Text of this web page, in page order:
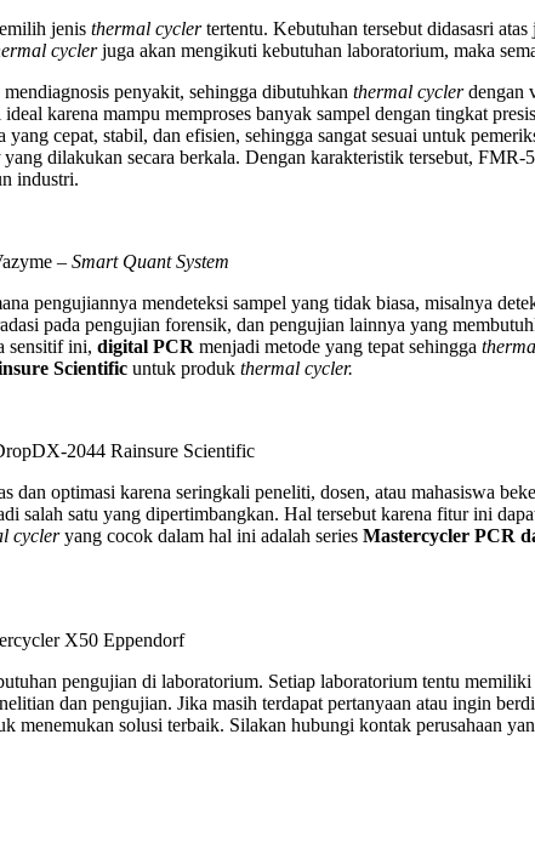
jenis thermal cyclertertentu. Kebutuhan tersebut didasasri
cyclerjuga akan mengikuti kebutuhan laboratorium, maka
penyakit, sehingga dibutuhkan thermal cyclerdengan
karena mampu memproses banyak sampel dengan tingkat
cepat, stabil, dan efisien, sehingga sangat sesuai untuk
yang dilakukan secara berkala. Dengan karakteristik tersebut, FMR-
industri.
– Smart Quant System
pengujiannya mendeteksi sampel yang tidak biasa, misalnya
pada pengujian forensik, dan pengujian lainnya yang
sensitif ini, digital PCR menjadi metode yang tepat sehingga
Scientific untuk produk thermal cycler.
2044 Rainsure Scientific
dan optimasi karena seringkali peneliti, dosen, atau mahasiswa
salah satu yang dipertimbangkan. Hal tersebut karena fitur ini
cycleryang cocok dalam hal ini adalah series Mastercycler PCR
X50 Eppendorf
pengujian di laboratorium. Setiap laboratorium tentu
dan pengujian. Jika masih terdapat pertanyaan atau ingin
solusi terbaik. Silakan hubungi kontak perusahaan